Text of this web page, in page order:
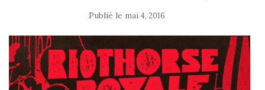
Publié le mai 4, 2016